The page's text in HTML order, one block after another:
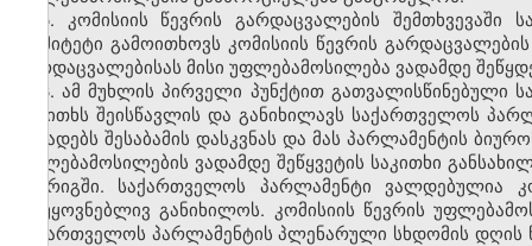
5. კომისიის წევრის გარდაცვალების
კომიტეტი გამოითხოვს კომისიის წევრის
გარდაცვალებისას მისი უფლებამოსილება ვადამდე
6. ამ მუხლის პირველი პუნქტით გათვალისწინებული
საკითხს შეისწავლის და განიხილავს საქართველოს
ამზადებს შესაბამის დასკვნას და მას პარლამენტის
უფლებამოსილების ვადამდე შეწყვეტის საკითხი
წესრიგში. საქართველოს პარლამენტი ვალდებულია
დაუყოვნებლივ განიხილოს. კომისიის წევრის
საქართველოს პარლამენტის პლენარული სხდომის დღის